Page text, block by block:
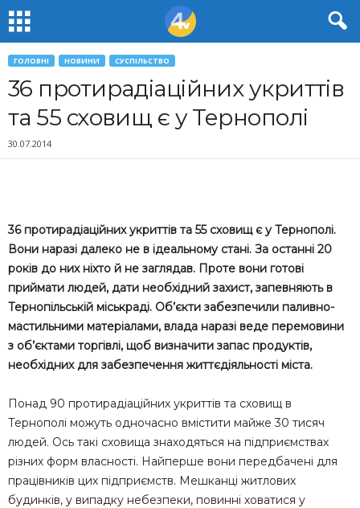
ГОЛОВНІ НОВИНИ СУСПІЛЬСТВО
36 протирадіаційних укриттів
та 55 сховищ є у Тернополі
30.07.2014
36 протирадіаційних укриттів та 55 сховищ є у Тернополі.
Вони наразі далеко не в ідеальному стані. За останні 20
років до них ніхто й не заглядав. Проте вони готові
приймати людей, дати необхідний захист, запевняють в
Тернопільській міськраді. Об’єкти забезпечили паливно-
мастильними матеріалами, влада наразі веде перемовини
з об’єктами торгівлі, щоб визначити запас продуктів,
необхідних для забезпечення життєдіяльності міста.
Понад 90 протирадіаційних укриттів та сховищ в
Тернополі можуть одночасно вмістити майже 30 тисяч
людей. Ось такі сховища знаходяться на підприємствах
різних форм власності. Найперше вони передбачені для
працівників цих підприємств. Мешканці житлових
будинків, у випадку небезпеки, повинні ховатися у